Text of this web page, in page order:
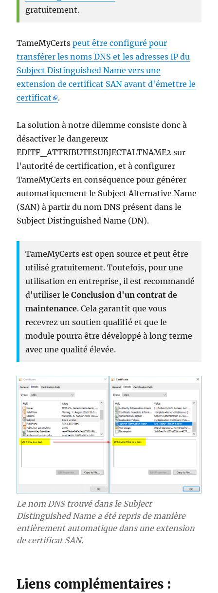
gratuitement.
TameMyCertspeut être configuré pour
transférer les noms DNS et les adresses IP du
Subject Distinguished Name vers une
extension de certificat SAN avant d'émettre le
certificat
.
La solution à notre dilemme consiste donc à
désactiver le dangereux
EDITF_ATTRIBUTESUBJECTALTNAME2 sur
l'autorité de certification, et à configurer
TameMyCerts en conséquence pour générer
automatiquement le Subject Alternative Name
(SAN) à partir du nom DNS présent dans le
Subject Distinguished Name (DN).
TameMyCerts est open source et peut être
utilisé gratuitement. Toutefois, pour une
utilisation en entreprise, il est recommandé
d'utiliser leConclusion d'un contrat de
maintenance. Cela garantit que vous
recevrez un soutien qualifié et que le
module pourra être développé à long terme
avec une qualité élevée.
Le nom DNS trouvé dans le Subject
Distinguished Name a été repris de manière
entièrement automatique dans une extension
de certificat SAN.
Liens complémentaires :